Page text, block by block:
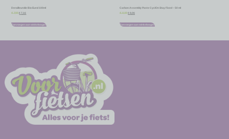
Derailleurolie Bio Eurol 100ml
€ 7,95 € 7,16
Toevoegen aan winkelwagen
Carbon Assembly Paste CyclOn Stay Fixed – 50 ml
€ € 8,06
Toevoegen aan winkelwagen